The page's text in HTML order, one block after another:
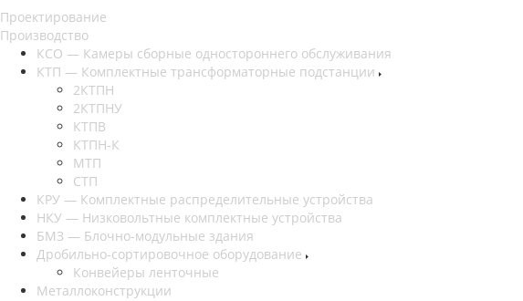
Проектирование
Производство
КСО — Камеры сборные одностороннего обслуживания
КТП — Комплектные трансформаторные подстанции
2КТПН
2КТПНУ
КТПВ
КТПН-К
МТП
СТП
КРУ — Комплектные распределительные устройства
НКУ — Низковольтные комплектные устройства
БМЗ — Блочно-модульные здания
Дробильно-сортировочное оборудование
Конвейеры ленточные
Металлоконструкции